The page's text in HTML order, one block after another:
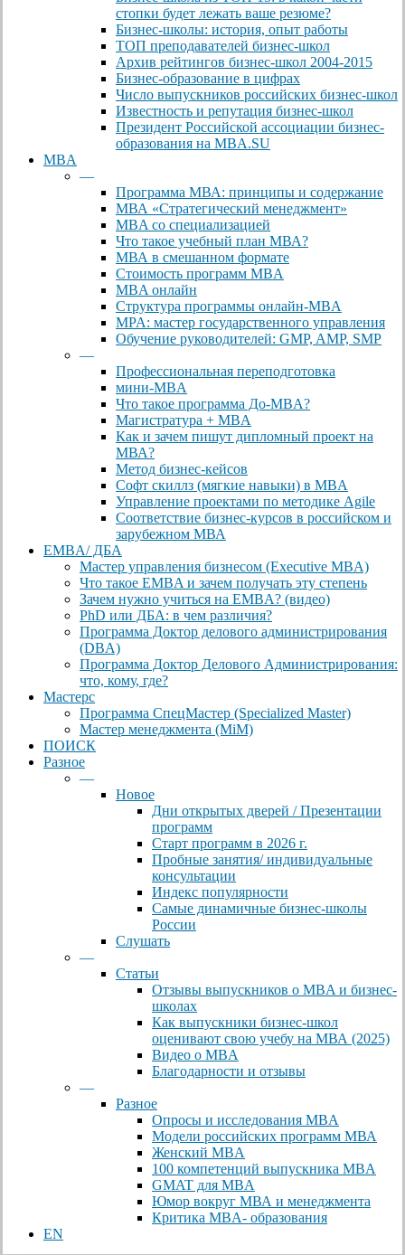
стопки будет лежать ваше резюме?
Бизнес-школы: история, опыт работы
ТОП преподавателей бизнес-школ
Архив рейтингов бизнес-школ 2004-2015
Бизнес-образование в цифрах
Число выпускников российских бизнес-школ
Известность и репутация бизнес-школ
Президент Российской ассоциации бизнес-
образования на MBA.SU
MBA
—
Программа МВА: принципы и содержание
МВА «Cтратегический менеджмент»
MBA со специализацией
Что такое учебный план МВА?
МВА в смешанном формате
Стоимость программ MBA
MBA онлайн
Cтруктура программы онлайн-MBA
MPA: мастер государственного управления
Обучение руководителей: GMP, AMP, SMP
—
Профессиональная переподготовка
мини-MBA
Что такое программа До-MBA?
Магистратура + MBA
Как и зачем пишут дипломный проект на
МВА?
Метод бизнес-кейсов
Софт скиллз (мягкие навыки) в MBA
Управление проектами по методике Agile
Соответствие бизнес-курсов в российском и
зарубежном МВА
EMBA/ ДБA
Мастер управления бизнесом (Executive MBA)
Что такое EMBA и зачем получать эту степень
Зачем нужно учиться на EMBA? (видео)
PhD или ДБА: в чем различия?
Программа Доктор делового администрирования
(DBА)
Программа Доктор Делового Администрирования:
что, кому, где?
Мастерс
Программа СпецМастер (Specialized Master)
Мастер менеджмента (MiM)
ПОИСК
Разное
—
Новое
Дни открытых дверей / Презентации
программ
Старт программ в 2026 г.
Пробные занятия/ индивидуальные
консультации
Индекс популярности
Самые динамичные бизнес-школы
России
Слушать
—
Статьи
Отзывы выпускников о MBA и бизнес-
школах
Как выпускники бизнес-школ
оценивают свою учебу на МВА (2025)
Видео о MBA
Благодарности и отзывы
—
Разное
Опросы и исследования MBA
Модели российских программ МВА
Женский MBA
100 компетенций выпускника MBA
GMAT для MBA
Юмор вокруг МВА и менеджмента
Критика MBA- образования
EN